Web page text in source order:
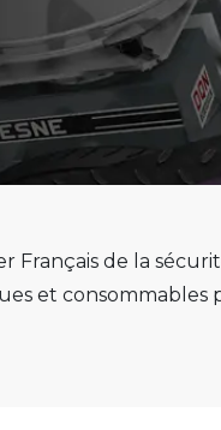
Français de la
et consommables
de qualité, de